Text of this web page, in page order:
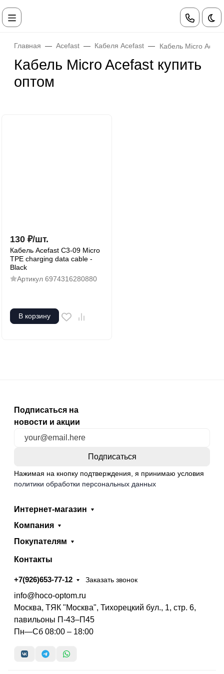
Главная Acefast Кабеля Acefast Кабель Micro
Кабель Micro Acefast купить
оптом
130 ₽/шт.
Кабель Acefast C3-09 Micro
TPE charging data cable -
Black
Артикул 6974316280880
В корзину
Подписаться на
новости и акции
Нажимая на кнопку подтверждения, я принимаю условия
политики обработки персональных данных
Интернет-магазин
Компания
Покупателям
Контакты
+7(926)653-77-12 Заказать звонок
info@hoco-optom.ru
Москва, ТЯК "Москва", Тихорецкий бул., 1, стр. 6,
павильоны П-43–П45
Пн—Сб 08:00 – 18:00